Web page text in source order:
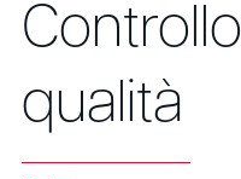
Controllo
qualità